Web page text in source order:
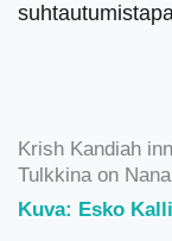
Krish Kandiah
Tulkkina on
Kuva: Esko